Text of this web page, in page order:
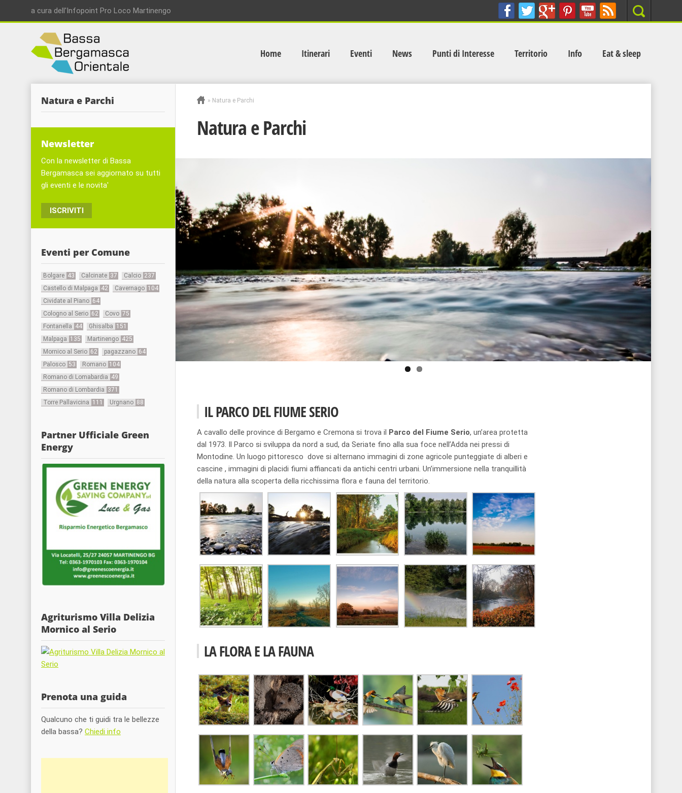
a cura dell'Infopoint Pro Loco Martinengo Search
Home Itinerari Eventi News Punti di Interesse Territorio Info Eat & sleep
» Natura e Parchi
Natura e Parchi
IL PARCO DEL FIUME SERIO
A cavallo delle province di Bergamo e Cremona si trova il Parco del Fiume Serio, un’area protetta
dal 1973. Il Parco si sviluppa da nord a sud, da Seriate fino alla sua foce nell’Adda nei pressi di
Montodine. Un luogo pittoresco dove si alternano immagini di zone agricole punteggiate di alberi e
cascine , immagini di placidi fiumi affiancati da antichi centri urbani. Un’immersione nella tranquillità
della natura alla scoperta della ricchissima flora e fauna del territorio.
LA FLORA E LA FAUNA
Natura e Parchi
Newsletter
Con la newsletter di Bassa
Bergamasca sei aggiornato su tutti
gli eventi e le novita'
ISCRIVITI
Eventi per Comune
Bolgare 43 Calcinate 37 Calcio 237
Castello di Malpaga 42 Cavernago 104
Cividate al Piano 64
Cologno al Serio 62 Covo 75
Fontanella 44 Ghisalba 151
Malpaga 135 Martinengo 425
Mornico al Serio 62 pagazzano 64
Palosco 53 Romano 104
Romano di Lomabardia 49
Romano di Lombardia 371
Torre Pallavicina 111 Urgnano 88
Partner Ufficiale Green
Energy
Agriturismo Villa Delizia
Mornico al Serio
Prenota una guida
Qualcuno che ti guidi tra le bellezze
della bassa? Chiedi info